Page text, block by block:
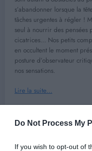
Do Not Process My
If you wish to opt-out of
s’abandonner lorsque la
tâches urgentes à régler !
seul à nourrir des pensées
cicatrices… Nos petits
en occultent le moment
posture d’observateur
nos sensations.
Lire la suite…